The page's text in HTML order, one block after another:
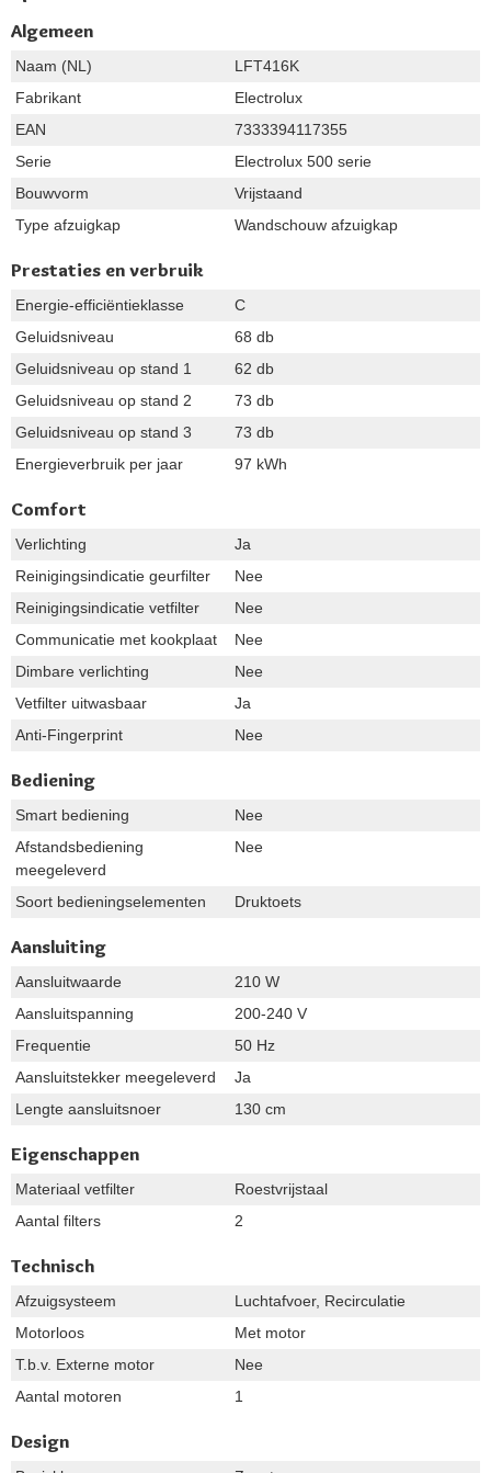
Algemeen
Naam (NL)
LFT416K
Fabrikant
Electrolux
EAN
7333394117355
Serie
Electrolux 500 serie
Bouwvorm
Vrijstaand
Type afzuigkap
Wandschouw afzuigkap
Prestaties en verbruik
Energie-efficiëntieklasse
C
Geluidsniveau
68 db
Geluidsniveau op stand 1
62 db
Geluidsniveau op stand 2
73 db
Geluidsniveau op stand 3
73 db
Energieverbruik per jaar
97 kWh
Comfort
Verlichting
Ja
Reinigingsindicatie geurfilter
Nee
Reinigingsindicatie vetfilter
Nee
Communicatie met kookplaat
Nee
Dimbare verlichting
Nee
Vetfilter uitwasbaar
Ja
Anti-Fingerprint
Nee
Bediening
Smart bediening
Nee
Afstandsbediening
meegeleverd
Nee
Soort bedieningselementen Druktoets
Aansluiting
Aansluitwaarde
210 W
Aansluitspanning
200-240 V
Frequentie
50 Hz
Aansluitstekker meegeleverd
Ja
Lengte aansluitsnoer
130 cm
Eigenschappen
Materiaal vetfilter
Roestvrijstaal
Aantal filters
2
Technisch
Afzuigsysteem
Luchtafvoer, Recirculatie
Motorloos
Met motor
T.b.v. Externe motor
Nee
Aantal motoren
1
Design